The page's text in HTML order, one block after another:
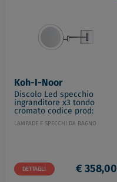
Koh-I-Noor
Discolo Led specchio
ingranditore x3 tondo
cromato codice prod:
C35/2KK3
LAMPADE E SPECCHI DA BAGNO
DETTAGLI € 358,00